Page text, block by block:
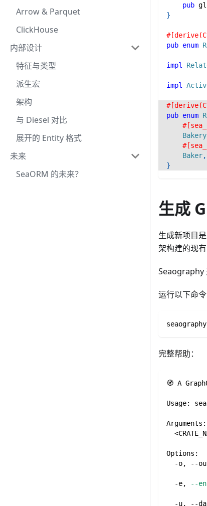
Arrow & Parquet
ClickHouse
内部设计
特征与类型
派生宏
架构
与 Diesel 对比
展开的 Entity 格式
未来
SeaORM 的未来？
pub
}
pub enum
impl
impl
pub enum
Bakery
Baker,
}
生成
生成新项目
架构建的现
Seaography
运行以下命令
完整帮助：
🧭 A
Usage:
Arguments:
<
Options:
-o, --
  -e,
--
-u, --